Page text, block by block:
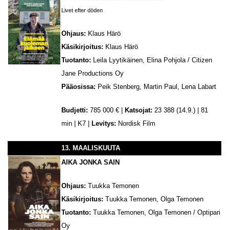
Livet efter döden
Ohjaus: Klaus Härö
Käsikirjoitus: Klaus Härö
Tuotanto: Leila Lyytikäinen, Elina Pohjola / Citizen
Jane Productions Oy
Pääosissa: Peik Stenberg, Martin Paul, Lena Labart
Budjetti: 785 000 € | Katsojat: 23 388 (14.9.) | 81
min | K7 |
Levitys: Nordisk Film
13. MAALISKUUTA
AIKA JONKA SAIN
Ohjaus: Tuukka Temonen
Käsikirjoitus: Tuukka Temonen, Olga Temonen
Tuotanto: Tuukka Temonen, Olga Temonen / Optipari
Oy